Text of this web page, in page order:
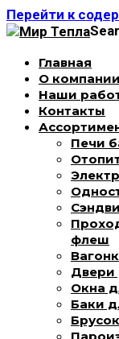
Перейти к
Главная
О компании
Наши
Контакты
Печи
флеш
Двери
Окна
Баки